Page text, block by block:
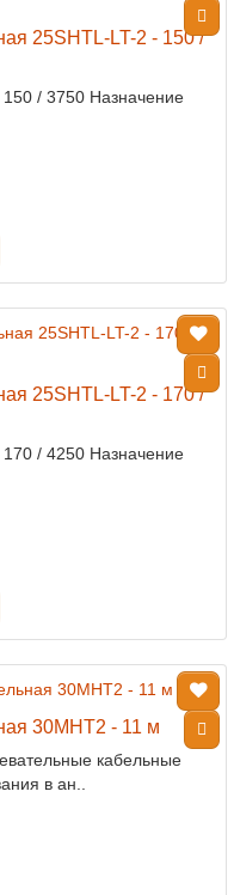
25SHTL-LT-2 - 150 /
/ 3750 Назначение
25SHTL-LT-2 - 170 /
/ 4250 Назначение
30МНТ2 - 11 м
кабельные
в ан..